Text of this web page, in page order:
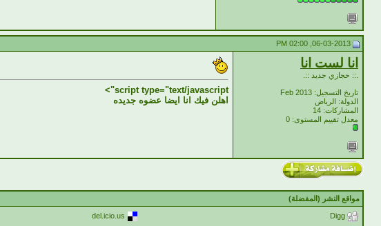
انا لست انا
.:: حجازي جديد ::.
تاريخ التسجيل: Feb 2013
الدولة: الرياض
المشاركات: 14
معدل تقييم المستوى: 0
script type="text/javascript">
اهلن فيك انا ايضا عضوه جديده
مواقع النشر (المفضلة)
Digg
del.icio.us